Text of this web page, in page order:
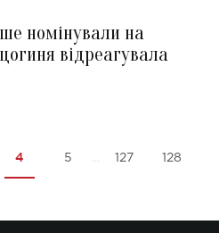
номінували на
відреагувала
4 5 127 128